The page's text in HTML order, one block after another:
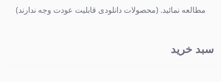
مطالعه نمائید. (محصولات دانلودی قابلیت عودت وجه ندارند)
سبد خرید